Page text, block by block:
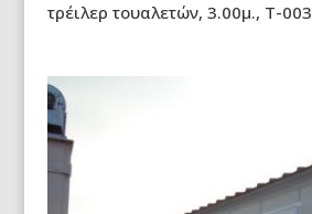
τρέιλερ τουαλετών, 3.00μ., Τ-003